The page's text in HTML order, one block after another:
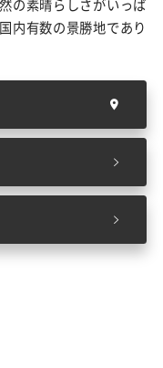
内有数の景勝地であり